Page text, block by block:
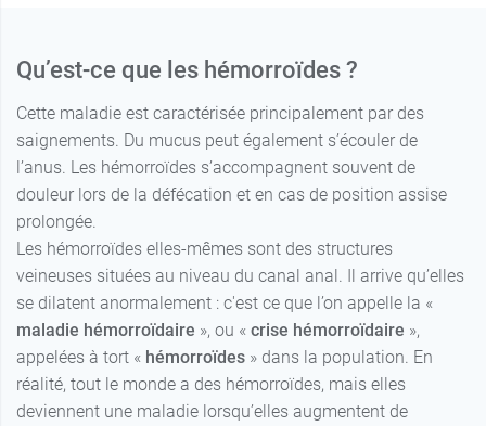
Qu’est-ce que les hémorroïdes ?
Cette maladie est caractérisée principalement par des
saignements. Du mucus peut également s’écouler de
l’anus. Les hémorroïdes s’accompagnent souvent de
douleur lors de la défécation et en cas de position assise
prolongée.
Les hémorroïdes elles-mêmes sont des structures
veineuses situées au niveau du canal anal. Il arrive qu’elles
se dilatent anormalement : c'est ce que l’on appelle la «
maladie hémorroïdaire », ou « crise hémorroïdaire »,
appelées à tort « hémorroïdes » dans la population. En
réalité, tout le monde a des hémorroïdes, mais elles
deviennent une maladie lorsqu’elles augmentent de